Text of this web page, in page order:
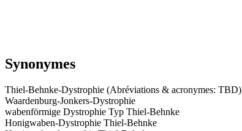
Synonymes
Thiel-Behnke-Dystrophie (Abréviations & acronymes: TBD)
Waardenburg-Jonkers-Dystrophie
wabenförmige Dystrophie Typ Thiel-Behnke
Honigwaben-Dystrophie Thiel-Behnke